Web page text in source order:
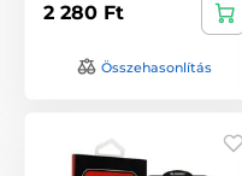
2 280 Ft
Összehasonlítás